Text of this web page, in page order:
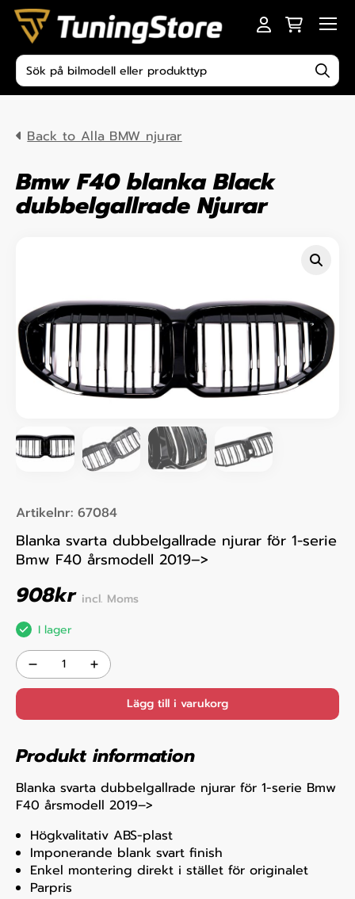
Skip to content
Produktsökning
Back to Alla BMW njurar
Bmw F40 blanka Black
dubbelgallrade Njurar
Artikelnr: 67084
Blanka svarta dubbelgallrade njurar för 1-serie
Bmw F40 årsmodell 2019–>
908kr incl. Moms
I lager
Lägg till i varukorg
Produkt information
Blanka svarta dubbelgallrade njurar för 1-serie Bmw
F40 årsmodell 2019–>
Högkvalitativ ABS-plast
Imponerande blank svart finish
Enkel montering direkt i stället för originalet
Parpris